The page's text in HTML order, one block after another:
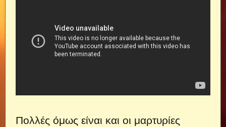
Πολλές όμως είναι και οι μαρτυρίες